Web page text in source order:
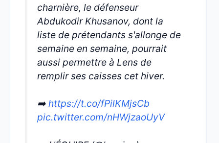
charnière, le défenseur
Abdukodir Khusanov, dont la
liste de prétendants s'allonge de
semaine en semaine, pourrait
aussi permettre à Lens de
remplir ses caisses cet hiver.
➡️ https://t.co/fPilKMjsCb
pic.twitter.com/nHWjzaoUyV